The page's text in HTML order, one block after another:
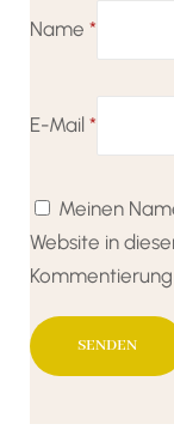
Name *
E-Mail *
Meinen
Website in